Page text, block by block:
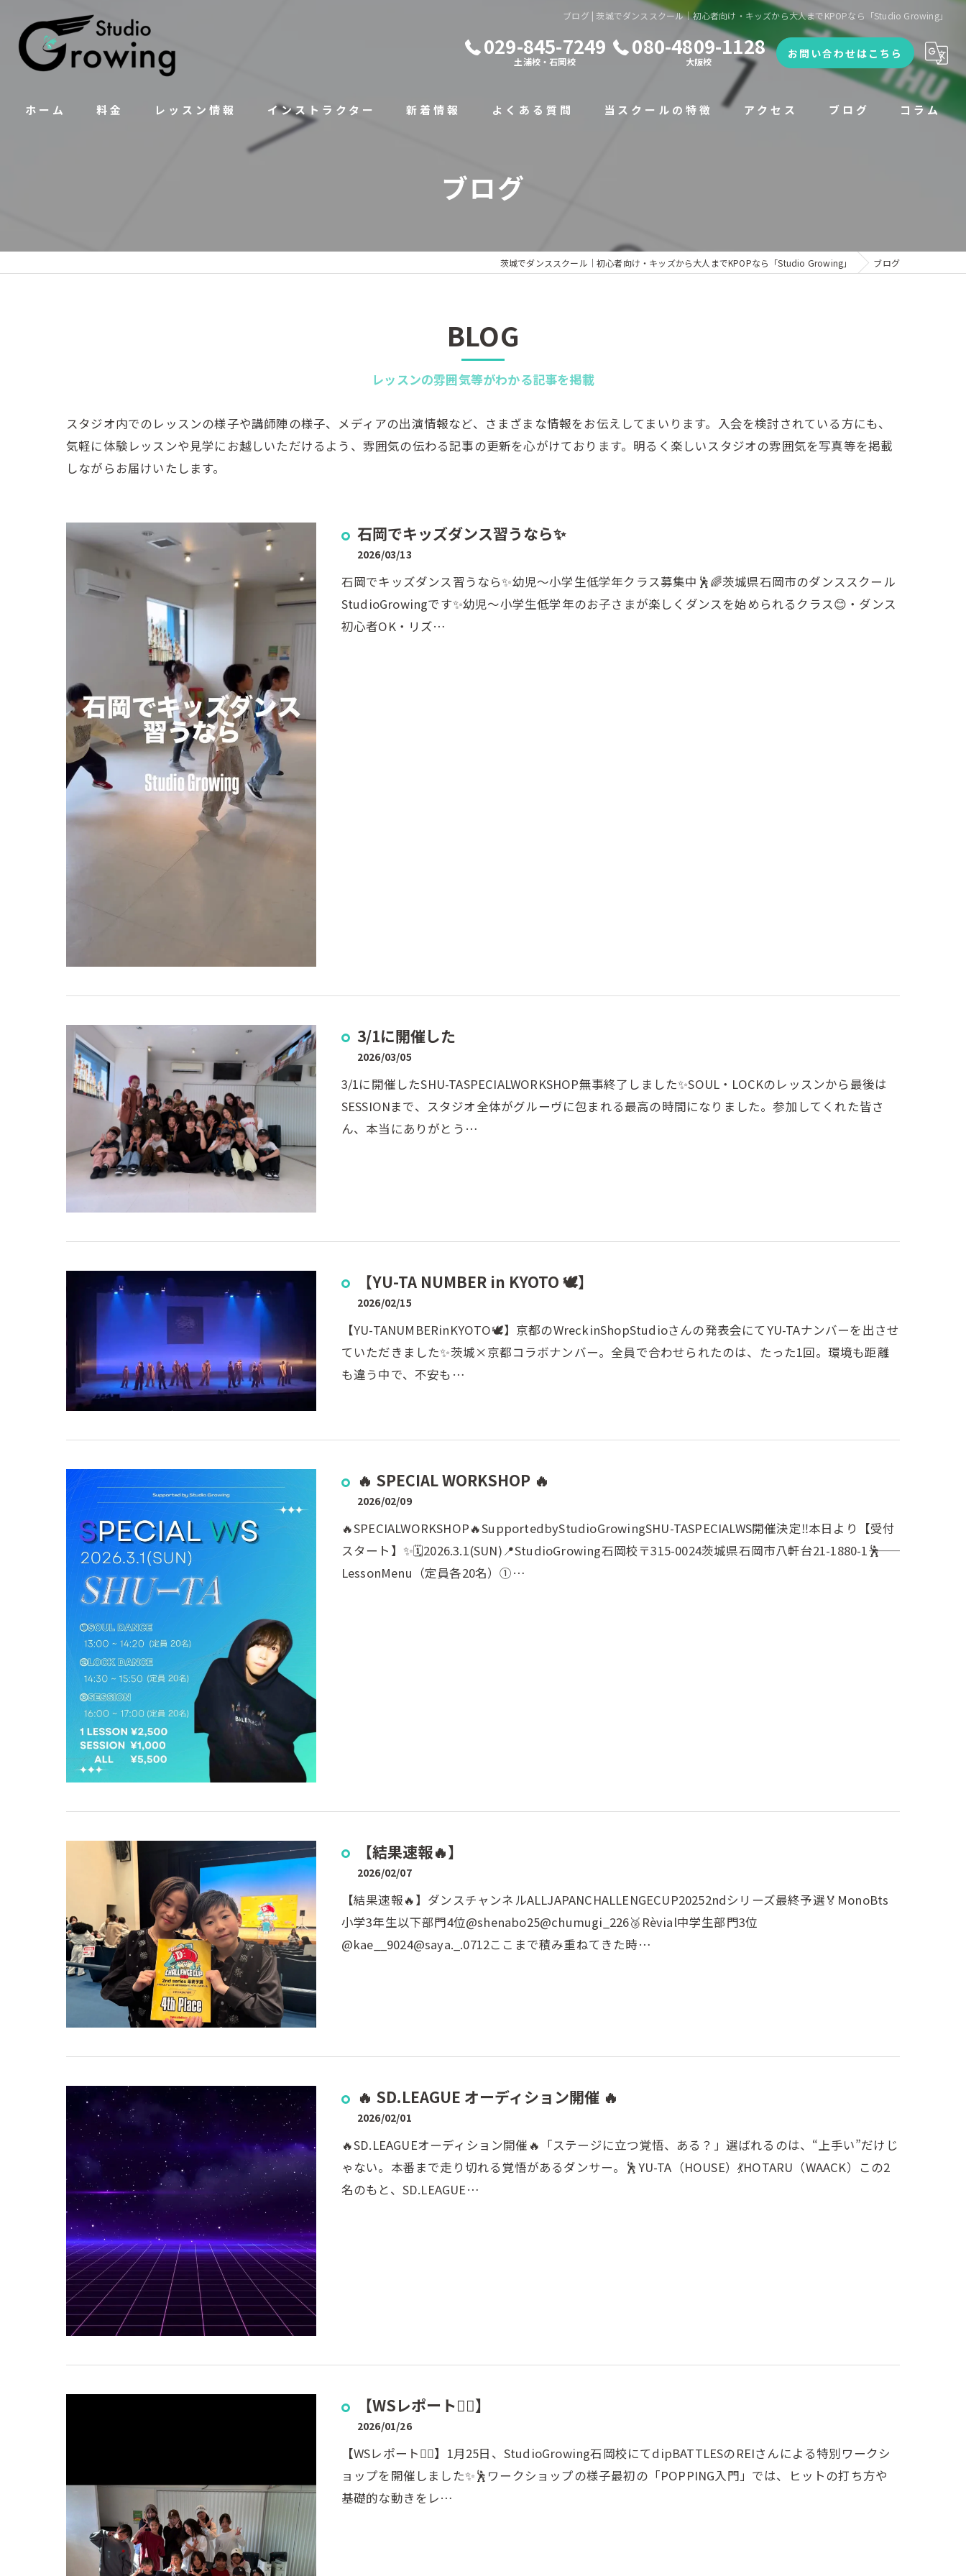
ブログ | 茨城でダンススクール｜初心者向け・キッズから大人までKPOPなら「Studio Growing」
029-845-7249
土浦校・石岡校
080-4809-1128
大阪校
お問い合わせはこちら
ホーム 料金 レッスン情報 インストラクター 新着情報 よくある質問 当スクールの特徴
中学生
アクセス ブログ コラム
ブログ
茨城でダンススクール｜初心者向け・キッズから大人までKPOPなら「Studio Growing」 ブログ
BLOG
レッスンの雰囲気等がわかる記事を掲載
スタジオ内でのレッスンの様子や講師陣の様子、メディアの出演情報など、さまざまな情報をお伝えしてまいります。入会を検討されている方にも、
気軽に体験レッスンや見学にお越しいただけるよう、雰囲気の伝わる記事の更新を心がけております。明るく楽しいスタジオの雰囲気を写真等を掲載
しながらお届けいたします。
石岡でキッズダンス習うなら✨
2026/03/13
石岡でキッズダンス習うなら✨幼児〜小学生低学年クラス募集中🕺🌈茨城県石岡市のダンススクール
StudioGrowingです✨幼児〜小学生低学年のお子さまが楽しくダンスを始められるクラス😊・ダンス
初心者OK・リズ…
3/1に開催した
2026/03/05
3/1に開催したSHU-TASPECIALWORKSHOP無事終了しました✨SOUL・LOCKのレッスンから最後は
SESSIONまで、スタジオ全体がグルーヴに包まれる最高の時間になりました。参加してくれた皆さ
ん、本当にありがとう…
【YU-TA NUMBER in KYOTO 🕊️】
2026/02/15
【YU-TANUMBERinKYOTO🕊️】京都のWreckinShopStudioさんの発表会にてYU-TAナンバーを出させ
ていただきました✨茨城×京都コラボナンバー。全員で合わせられたのは、たった1回。環境も距離
も違う中で、不安も…
🔥 SPECIAL WORKSHOP 🔥
2026/02/09
🔥SPECIALWORKSHOP🔥SupportedbyStudioGrowingSHU-TASPECIALWS開催決定‼️本日より【受付
スタート】✨🗓2026.3.1(SUN)📍StudioGrowing石岡校〒315-0024茨城県石岡市八軒台21-1880-1⸻🕺
LessonMenu（定員各20名）①…
【結果速報🔥】
2026/02/07
【結果速報🔥】ダンスチャンネルALLJAPANCHALLENGECUP20252ndシリーズ最終予選🏅MonoBts
小学3年生以下部門4位@shenabo25@chumugi_226🥉Rèvial中学生部門3位
@kae__9024@saya._.0712ここまで積み重ねてきた時…
🔥 SD.LEAGUE オーディション開催 🔥
2026/02/01
🔥SD.LEAGUEオーディション開催🔥「ステージに立つ覚悟、ある？」選ばれるのは、“上手い”だけじ
ゃない。本番まで走り切れる覚悟があるダンサー。🕺YU-TA（HOUSE）💃HOTARU（WAACK）この2
名のもと、SD.LEAGUE…
【WSレポート❤️‍🔥】
2026/01/26
【WSレポート❤️‍🔥】1月25日、StudioGrowing石岡校にてdipBATTLESのREIさんによる特別ワークシ
ョップを開催しました✨🕺ワークショップの様子最初の「POPPING入門」では、ヒットの打ち方や
基礎的な動きをレ…